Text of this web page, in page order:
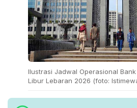
Ilustrasi Jadwal Operasional
Libur Lebaran 2026 (foto: